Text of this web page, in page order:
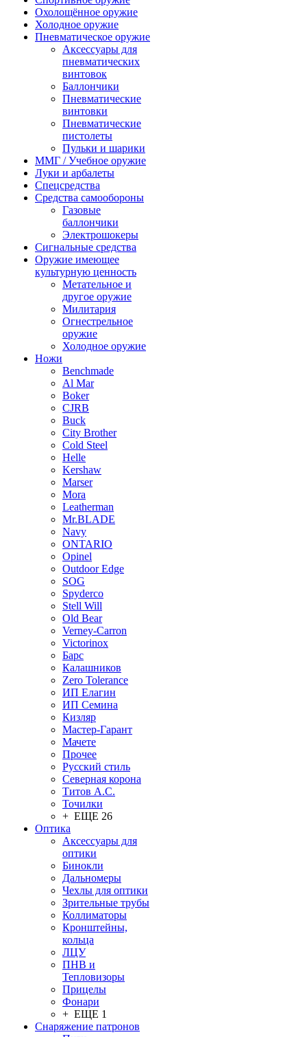
Охолощённое оружие
Холодное оружие
Пневматическое оружие
Аксессуары для
пневматических
винтовок
Баллончики
Пневматические
винтовки
Пневматические
пистолеты
Пульки и шарики
ММГ / Учебное оружие
Луки и арбалеты
Спецсредства
Средства самообороны
Газовые
баллончики
Электрошокеры
Сигнальные средства
Оружие имеющее
культурную ценность
Метательное и
другое оружие
Милитария
Огнестрельное
оружие
Холодное оружие
Ножи
Benchmade
Al Mar
Boker
CJRB
Buck
City Brother
Cold Steel
Helle
Kershaw
Marser
Mora
Leatherman
Mr.BLADE
Navy
ONTARIO
Opinel
Outdoor Edge
SOG
Spyderco
Stell Will
Old Bear
Verney-Carron
Victorinox
Барс
Калашников
Zero Tolerance
ИП Елагин
ИП Семина
Кизляр
Мастер-Гарант
Мачете
Прочее
Русский стиль
Северная корона
Титов А.С.
Точилки
+ ЕЩЕ 26
Оптика
Аксессуары для
оптики
Бинокли
Дальномеры
Чехлы для оптики
Зрительные трубы
Коллиматоры
Кронштейны,
кольца
ЛЦУ
ПНВ и
Тепловизоры
Прицелы
Фонари
+ ЕЩЕ 1
Снаряжение патронов